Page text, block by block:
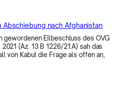
nach Afghanistan
gewordenen Eilbeschluss des OVG
(Az. 13 B 1226/21.A) sah das
von Kabul die Frage als offen an,